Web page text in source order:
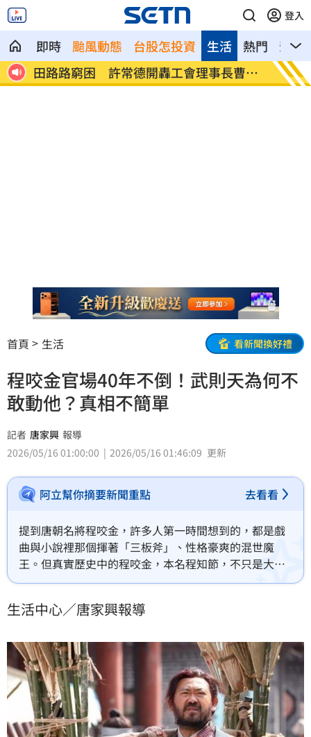
登入
即時 颱風動態 台股怎投資 熱門 影音
生活
統
田路路窮困 許常德開轟工會理事長曹雨
婷
王品
首頁 生活 看新聞換好禮
程咬金官場40年不倒！武則天為何不
敢動他？真相不簡單
記者 唐家興 報導
2026/05/16 01:00:00
2026/05/16 01:46:09 更新
阿立幫你摘要新聞重點 去看看
提到唐朝名將程咬金，許多人第一時間想到的，都是戲
曲與小說裡那個揮著「三板斧」、性格豪爽的混世魔
王。但真實歷史中的程咬金，本名程知節，不只是大唐
開國功臣，更是凌煙閣二十四功臣之一。他歷經唐高
來權傾天下的武則天，也沒有動他分毫。背後原因，並
致的政治智慧與處世之道。（記者唐家興）
生活中心／唐家興報導